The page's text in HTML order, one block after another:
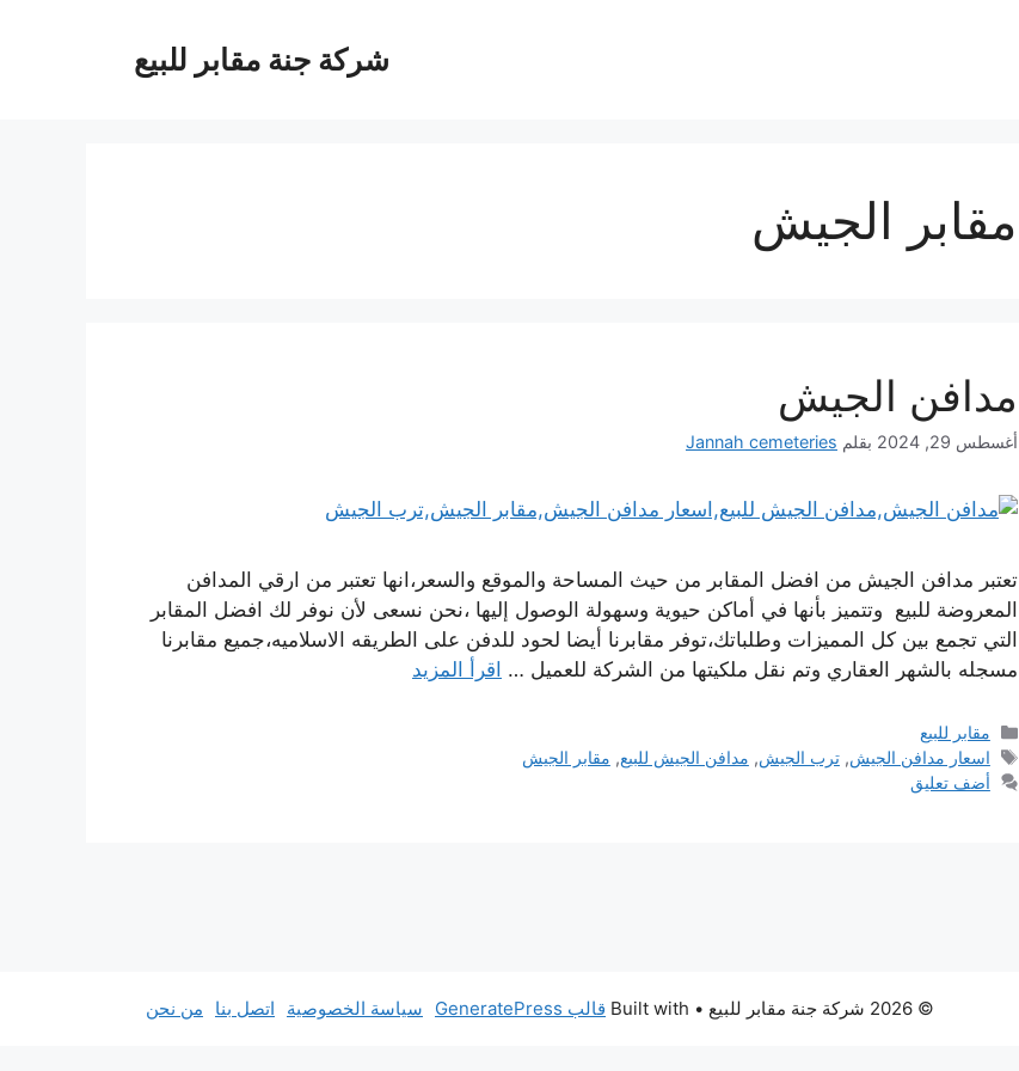
شركة جنة مقابر للبيع
مقابر الجيش
مدافن الجيش
أغسطس 29, 2024 بقلم Jannah cemeteries
تعتبر مدافن الجيش من افضل المقابر من حيث المساحة والموقع والسعر،انها تعتبر من ارقي المدافن
المعروضة للبيع وتتميز بأنها في أماكن حيوية وسهولة الوصول إليها ،نحن نسعى لأن نوفر لك افضل المقابر
التي تجمع بين كل المميزات وطلباتك،توفر مقابرنا أيضا لحود للدفن على الطريقه الاسلاميه،جميع مقابرنا
مسجله بالشهر العقاري وتم نقل ملكيتها من الشركة للعميل … اقرأ المزيد
التصنيفات
مقابر للبيع
الوسوم
اسعار مدافن الجيش,ترب الجيش, مدافن الجيش للبيع, مقابر الجيش
أضف تعليق
سياسة الخصوصية اتصل بنا من نحن © 2026 شركة جنة مقابر للبيع • Built with قالب GeneratePress